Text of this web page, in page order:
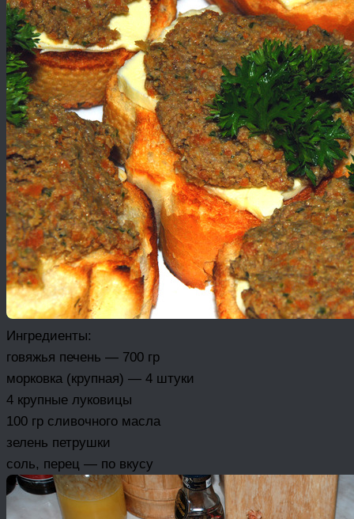
Ингредиенты:
говяжья печень — 700 гр
морковка (крупная) — 4 штуки
4 крупные луковицы
100 гр сливочного масла
зелень петрушки
соль, перец — по вкусу